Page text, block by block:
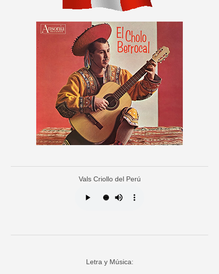
Vals Criollo del Perú
Letra y Música: